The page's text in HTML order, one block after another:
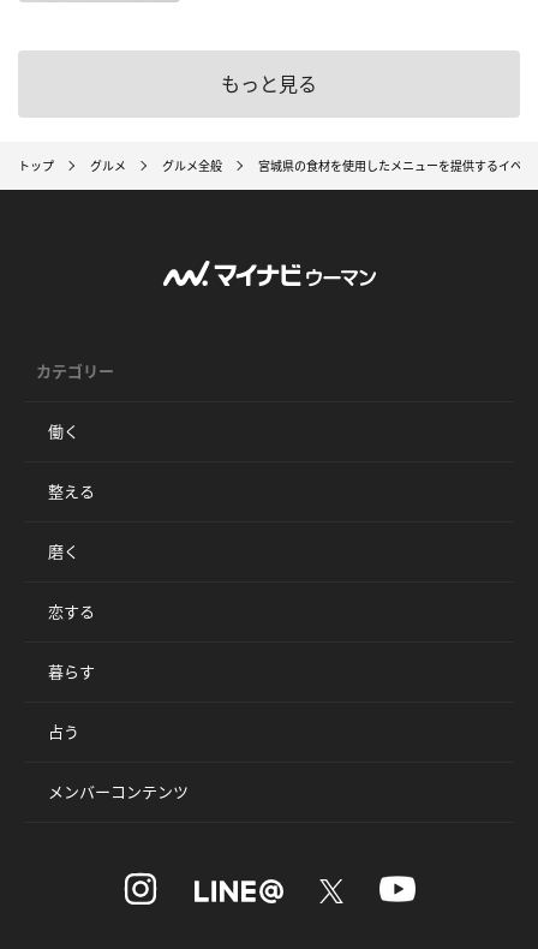
もっと見る
トップ グルメ グルメ全般 宮城県の食材を使用したメニューを提供するイベ
カテゴリー
働く
整える
磨く
恋する
暮らす
占う
メンバーコンテンツ